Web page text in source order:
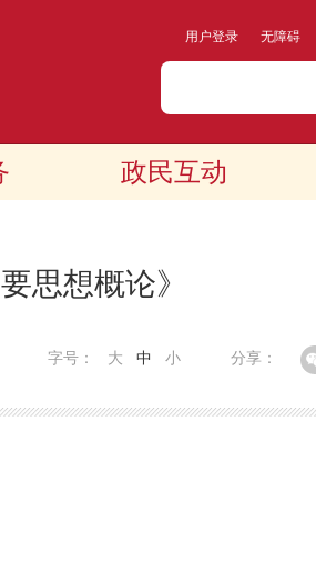
用户登录 无障碍
政民互动
思想概论》
分享：
字号： 大 中 小